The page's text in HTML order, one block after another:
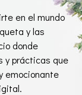
en el mundo
y las
donde
y prácticas que
emocionante